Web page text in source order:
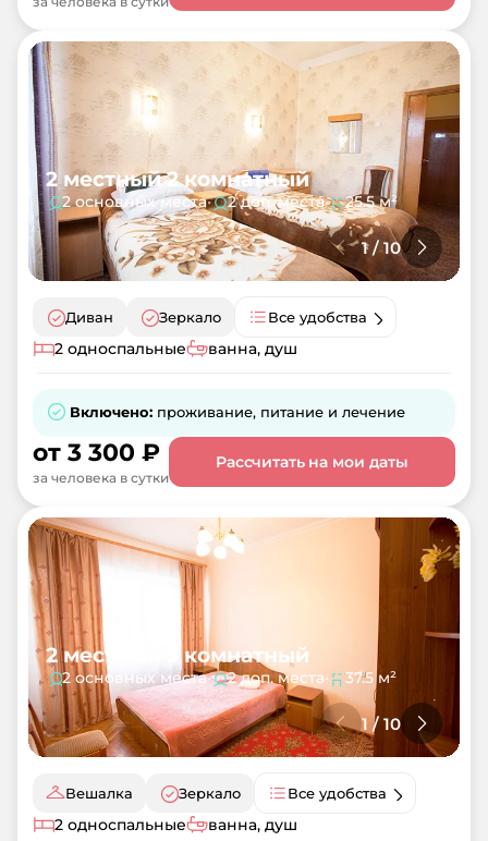
2 местный 2 комнатный
2 основных места• 2 доп. места• 25.5 м²
1/10
Диван Зеркало
Все удобства
2 односпальные
ванна, душ
Включено: проживание, питание и лечение
от 3 300 ₽
за человека в сутки
Рассчитать на мои даты
2 местный 3 комнатный
2 основных места• 2 доп. места• 37.5 м²
1 / 10
Вешалка Зеркало
Все удобства
2 односпальные
ванна, душ